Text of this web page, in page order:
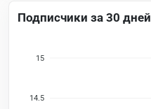
Подписчики за 30 дней
15
14.5